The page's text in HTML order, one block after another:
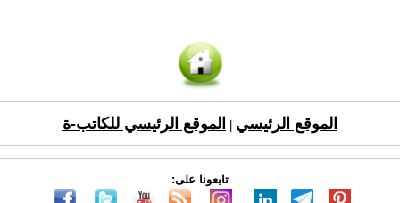
الموقع الرئيسي الموقع الرئيسي للكاتب-ة
تابعونا على: